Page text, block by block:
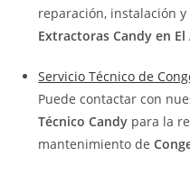
reparación, instalación
Extractoras Candy en
Servicio Técnico de
Puede contactar con
Técnico Candy para la
mantenimiento de